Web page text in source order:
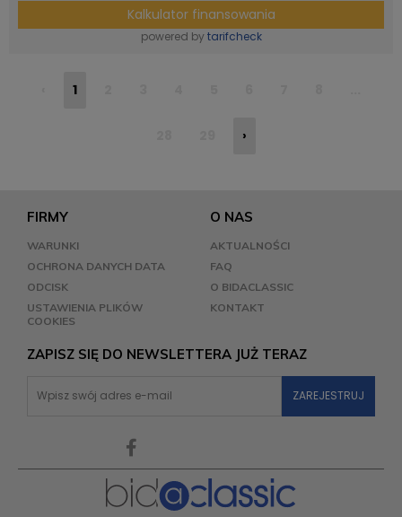
Kalkulator finansowania
powered by tarifcheck
1
›
FIRMY
WARUNKI
OCHRONA DANYCH DATA
ODCISK
USTAWIENIA PLIKÓW
COOKIES
O NAS
AKTUALNOŚCI
FAQ
O BIDACLASSIC
KONTAKT
ZAPISZ SIĘ DO NEWSLETTERA JUŻ TERAZ